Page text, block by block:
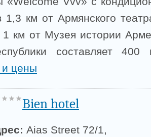
1,3 км от Армянского
км от Музея истории
составляет
цены
Bien hotel
Aias Street 72/1,